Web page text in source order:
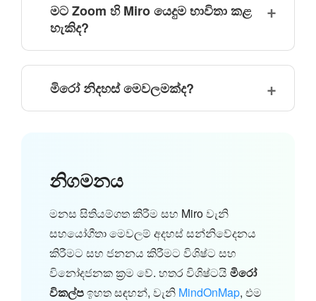
මට Zoom හි Miro යෙදුම භාවිතා කළ
හැකිද?
මිරෝ නිදහස් මෙවලමක්ද?
නිගමනය
මනස සිතියම්ගත කිරීම සහ Miro වැනි
සහයෝගීතා මෙවලම් අදහස් සන්නිවේදනය
කිරීමට සහ ජනනය කිරීමට විශිෂ්ට සහ
විනෝදජනක ක්‍රම වේ. හතර විශිෂ්ටයි මිරෝ
විකල්පඉහත සඳහන්, වැනි MindOnMap, එම